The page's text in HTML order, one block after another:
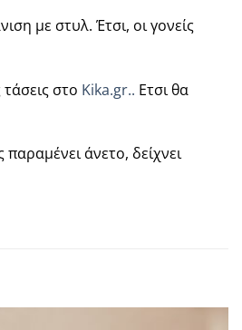
με στυλ. Έτσι, οι γονείς
στο Kika.gr.. Ετσι θα
άνετο, δείχνει